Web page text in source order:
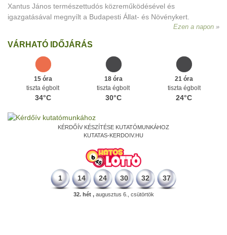
Xantus János természettudós közreműködésével és
igazgatásával megnyílt a Budapesti Állat- és Növénykert.
Ezen a napon
VÁRHATÓ IDŐJÁRÁS
15 óra
tiszta égbolt
34°C
18 óra
tiszta égbolt
30°C
21 óra
tiszta égbolt
24°C
KÉRDŐÍV KÉSZÍTÉSE KUTATÓMUNKÁHOZ
KUTATAS-KERDOIV.HU
1 14 24 30 32 37
32. hét ,augusztus 6., csütörtök